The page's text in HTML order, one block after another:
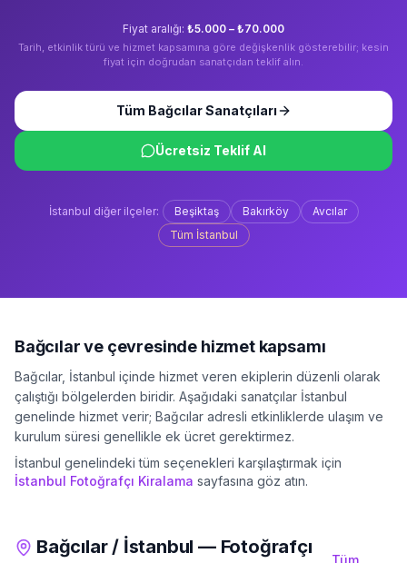
Fiyat aralığı: ₺5.000 – ₺70.000
Tarih, etkinlik türü ve hizmet kapsamına göre değişkenlik gösterebilir; kesin
fiyat için doğrudan sanatçıdan teklif alın.
Tüm BağcılarSanatçıları
Ücretsiz Teklif Al
İstanbul diğer ilçeler: Beşiktaş Bakırköy
Avcılar
Tüm İstanbul
Bağcılarve çevresinde hizmet kapsamı
Bağcılar, İstanbul içinde hizmet veren ekiplerin düzenli olarak
çalıştığı bölgelerden biridir. Aşağıdaki sanatçılar İstanbul
genelinde hizmet verir; Bağcılar adresli etkinliklerde ulaşım ve
kurulum süresi genellikle ek ücret gerektirmez.
İstanbul genelindeki tüm seçenekleri karşılaştırmak için
İstanbul Fotoğrafçı Kiralama sayfasına göz atın.
Bağcılar/ İstanbul — Fotoğrafçı
Tüm